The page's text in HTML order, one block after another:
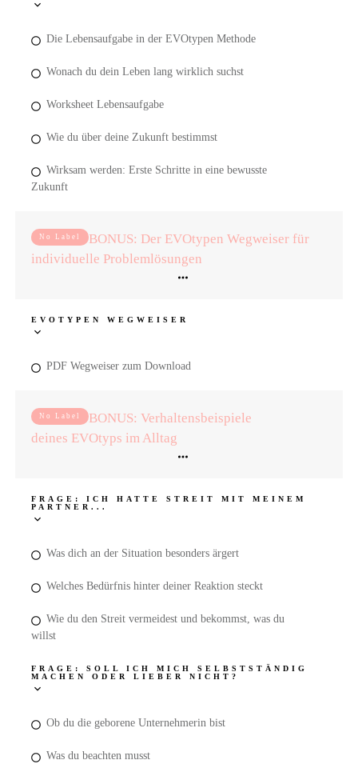
Die Lebensaufgabe in der EVOtypen Methode
Wonach du dein Leben lang wirklich suchst
Worksheet Lebensaufgabe
Wie du über deine Zukunft bestimmst
Wirksam werden: Erste Schritte in eine bewusste
Zukunft
No Label
BONUS: Der EVOtypen Wegweiser für
individuelle Problemlösungen
EVOTYPEN WEGWEISER
PDF Wegweiser zum Download
No Label
BONUS: Verhaltensbeispiele
deines EVOtyps im Alltag
FRAGE: ICH HATTE STREIT MIT MEINEM
PARTNER...
Was dich an der Situation besonders ärgert
Welches Bedürfnis hinter deiner Reaktion steckt
Wie du den Streit vermeidest und bekommst, was du
willst
FRAGE: SOLL ICH MICH SELBSTSTÄNDIG
MACHEN ODER LIEBER NICHT?
Ob du die geborene Unternehmerin bist
Was du beachten musst